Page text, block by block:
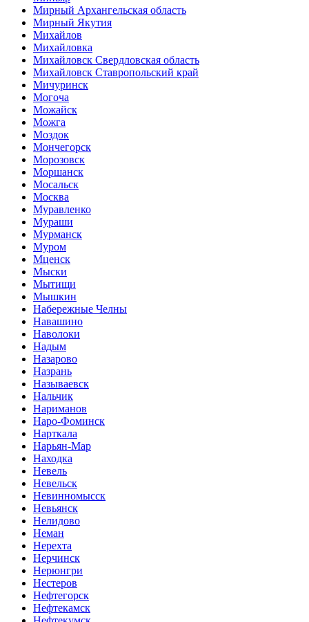
Мирный Архангельская область
Мирный Якутия
Михайлов
Михайловка
Михайловск Свердловская область
Михайловск Ставропольский край
Мичуринск
Могоча
Можайск
Можга
Моздок
Мончегорск
Морозовск
Моршанск
Мосальск
Москва
Муравленко
Мураши
Мурманск
Муром
Мценск
Мыски
Мытищи
Мышкин
Набережные Челны
Навашино
Наволоки
Надым
Назарово
Назрань
Называевск
Нальчик
Нариманов
Наро-Фоминск
Нарткала
Нарьян-Мар
Находка
Невель
Невельск
Невинномысск
Невьянск
Нелидово
Неман
Нерехта
Нерчинск
Нерюнгри
Нестеров
Нефтегорск
Нефтекамск